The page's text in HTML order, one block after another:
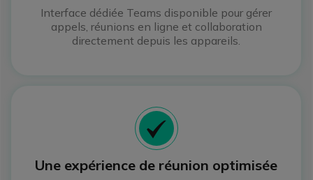
Interface dédiée Teams disponible pour gérer
appels, réunions en ligne et collaboration
directement depuis les appareils.
Icon
Une expérience de réunion optimisée